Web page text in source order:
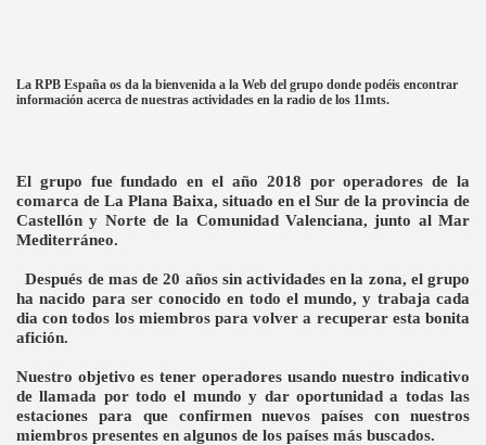
La RPB España os da la bienvenida a la Web del grupo donde podéis encontrar
información acerca de nuestras actividades en la radio de los 11mts.
El grupo fuefundado en el año 2018 por operadores de la
comarca de La Plana Baixa, situado en el Sur de la provincia de
Castellón y Norte de la Comunidad Valenciana, junto al Mar
Mediterráneo.
Después de mas de 20 años sin actividades en la zona, el grupo
ha nacido para ser conocido en todo el mundo, y trabaja cada
dia con todos los miembros para volver a recuperar esta bonita
afición.
Nuestro objetivo es tener operadores usando nuestro indicativo
de llamada por todo el mundo y dar oportunidad a todas las
estaciones
para que confirmen nuevos países con
nuestros
miembros presentes en algunos de los países más buscados.